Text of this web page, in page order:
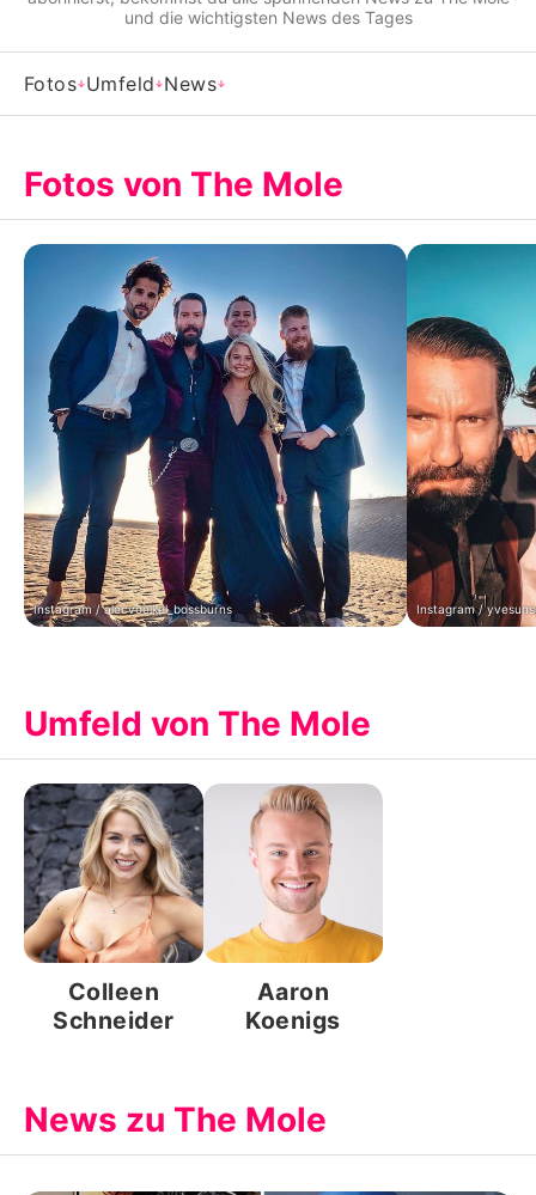
Team
Impressum
Datenschutzerklärung
Nutzungsbedingungen
und die wichtigsten News des Tages
Fotos Umfeld News
Fotos von The Mole
Instagram / alecvoelkel_bossburns Instagram /
Umfeld von The Mole
Colleen
Schneider
Aaron
Koenigs
News zu The Mole